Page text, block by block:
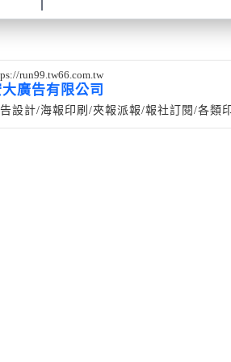
run99.tw66.com.tw
廣告有限公司
設計/海報印刷/夾報派報/報社訂閱/各類